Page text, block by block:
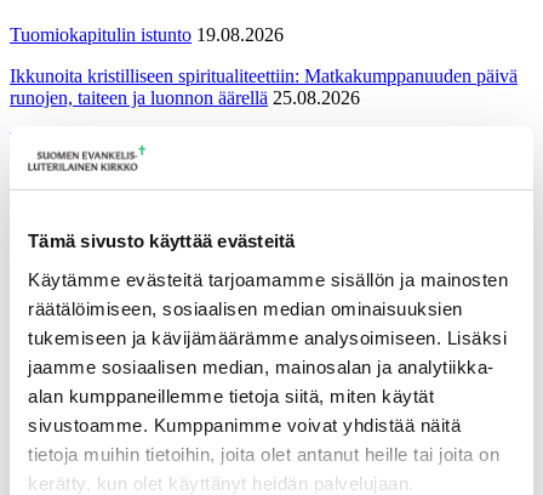
Tämä sivusto käyttää evästeitä
Käytämme evästeitä tarjoamamme sisällön ja mainosten
räätälöimiseen, sosiaalisen median ominaisuuksien
tukemiseen ja kävijämäärämme analysoimiseen. Lisäksi
jaamme sosiaalisen median, mainosalan ja analytiikka-
alan kumppaneillemme tietoja siitä, miten käytät
sivustoamme. Kumppanimme voivat yhdistää näitä
tietoja muihin tietoihin, joita olet antanut heille tai joita on
kerätty, kun olet käyttänyt heidän palvelujaan.
Tuomiokapitulin istunto 19.08.2026
Ikkunoita kristilliseen spiritualiteettiin: Matkakumppanuuden päivä
runojen, taiteen ja luonnon äärellä 25.08.2026
Toimistoväen verkostotapaaminen